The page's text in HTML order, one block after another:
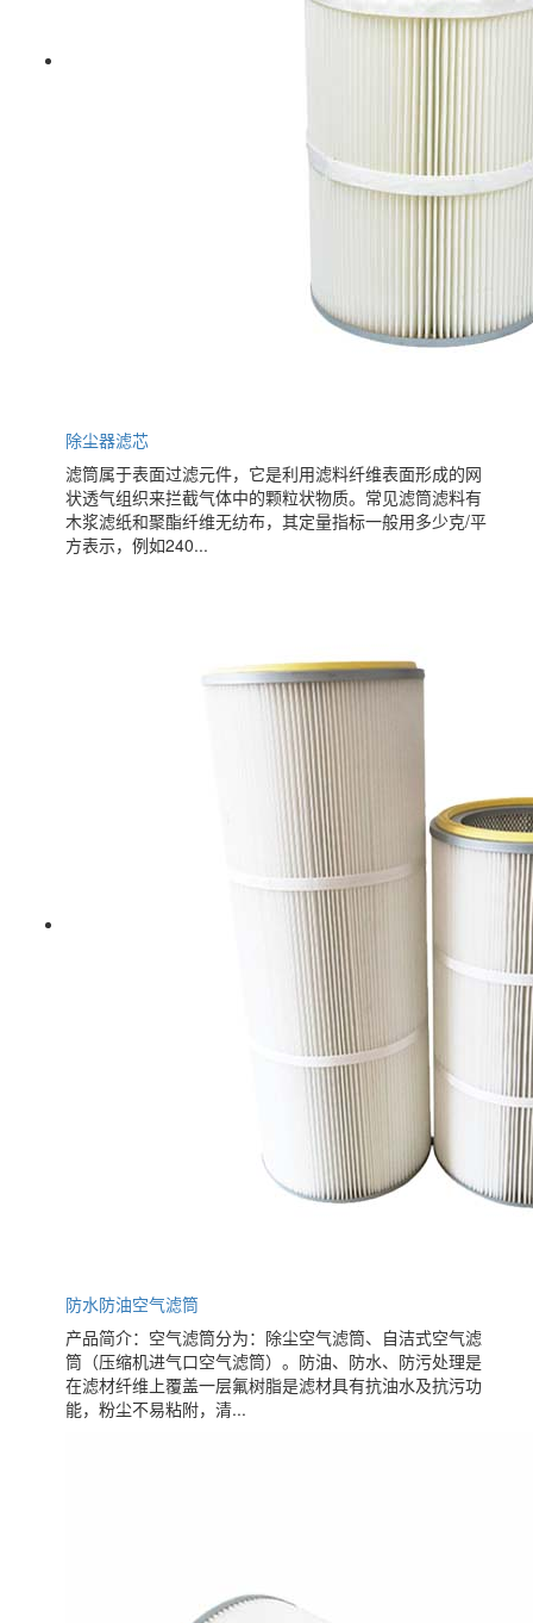
除尘器滤芯
滤筒属于表面过滤元件，它是利用滤料纤维表面形成的网
状透气组织来拦截气体中的颗粒状物质。常见滤筒滤料有
木浆滤纸和聚酯纤维无纺布，其定量指标一般用多少克/平
方表示，例如240...
防水防油空气滤筒
产品简介：空气滤筒分为：除尘空气滤筒、自洁式空气滤
筒（压缩机进气口空气滤筒）。防油、防水、防污处理是
在滤材纤维上覆盖一层氟树脂是滤材具有抗油水及抗污功
能，粉尘不易粘附，清...